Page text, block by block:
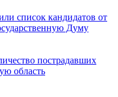
список кандидатов от
Думу
пострадавших
область